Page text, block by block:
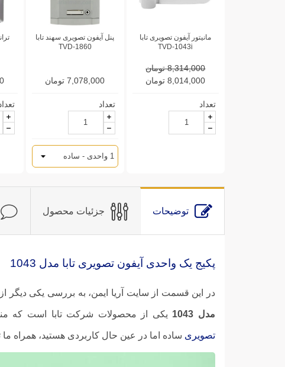
مانیتور آیفون تصویری تابا
TVD-1043i
8,314,000 تومان
8,014,000 تومان
تعداد
پنل آیفون تصویری سهند تابا
TVD-1860
7,078,000 تومان
تعداد تعداد
توضیحات جزئیات محصول
پکیج یک واحدی آیفون تصویری تابا مدل 1043
در این قسمت از سایت آریا ایمن، به بررسی یکی
مدل 1043 یکی از محصولات شرکت تابا است که
تصویری ساده اما در عین حال کاربردی هستید، همراه ما